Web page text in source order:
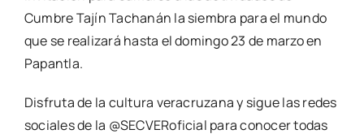
Cumbre Tajín Tachanán la siembra para el mundo
que se realizará hasta el domingo 23 de marzo en
Papantla.
Disfruta de la cultura veracruzana y sigue las redes
sociales de la @SECVERoficial para conocer todas